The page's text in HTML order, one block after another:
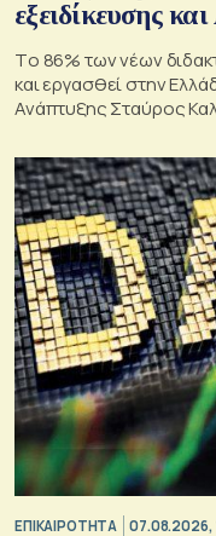
εξειδίκευσης
Tο 86% των νέων
και εργασθεί στην
Ανάπτυξης Σταύρος
ΕΠΙΚΑΙΡΟΤΗΤΑ 07.08.2026,